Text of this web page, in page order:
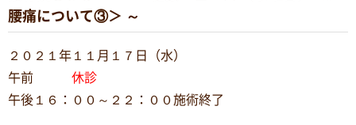
腰痛について③＞ ～
２０２１年１１月１７日（水）
午前 休診
午後１６：００～２２：００施術終了